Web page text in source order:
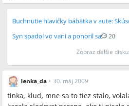
Buchnutie hlavičky bábätka v aute:
Syn spadol vo vani a ponoril sa
20
Zobraz ďalšie
lenka_da • 30. máj 2009
tinka, klud, mne sa to tiez stalo,